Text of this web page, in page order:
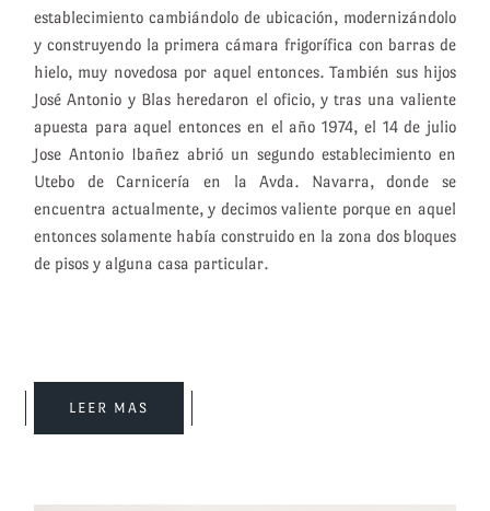
establecimiento cambiándolo de ubicación, modernizándolo
y construyendo la primera cámara frigorífica con barras de
hielo, muy novedosa por aquel entonces. También sus hijos
José Antonio y Blas heredaron el oficio, y tras una valiente
apuesta para aquel entonces en el año 1974, el 14 de julio
Jose Antonio Ibañez abrió un segundo establecimiento en
Utebo de Carnicería en la Avda. Navarra, donde se
encuentra actualmente, y decimos valiente porque en aquel
entonces solamente había construido en la zona dos bloques
de pisos y alguna casa particular.
LEER MAS